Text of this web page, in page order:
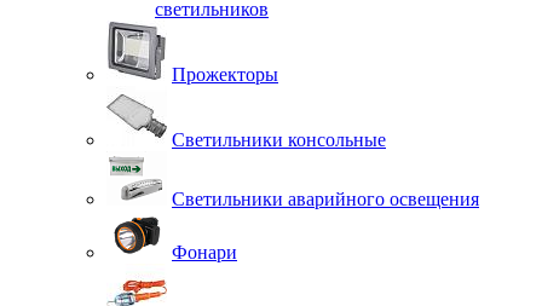
светильников
Прожекторы
Светильники консольные
Светильники аварийного освещения
Фонари